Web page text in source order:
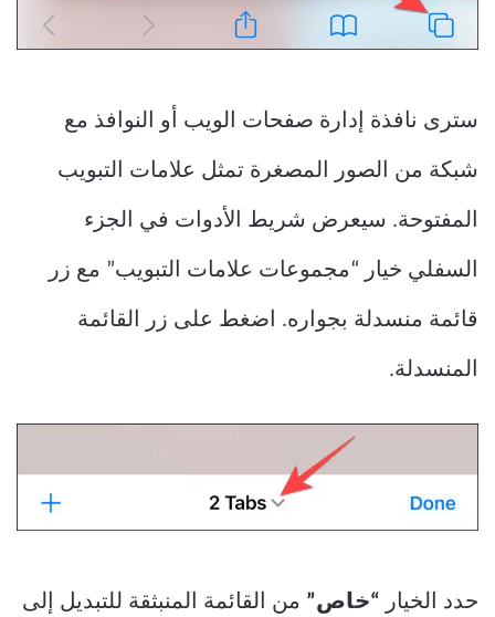
سترى نافذة إدارة صفحات الويب أو النوافذ مع
شبكة من الصور المصغرة تمثل علامات التبويب
المفتوحة. سيعرض شريط الأدوات في الجزء
السفلي خيار “مجموعات علامات التبويب” مع زر
قائمة منسدلة بجواره. اضغط على زر القائمة
المنسدلة.
حدد الخيار “خاص” من القائمة المنبثقة للتبديل إلى